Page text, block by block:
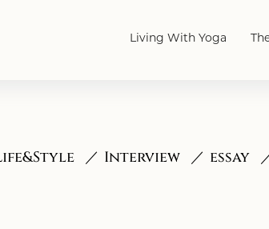
Living With Yoga
Interview essay